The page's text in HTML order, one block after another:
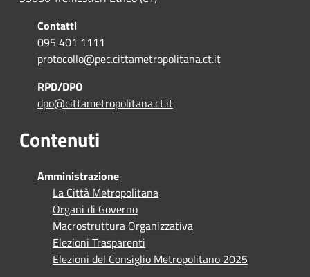
Contatti
095 401 1111
protocollo@pec.cittametropolitana.ct.it
RPD/DPO
dpo@cittametropolitana.ct.it
Contenuti
Amministrazione
La Città Metropolitana
Organi di Governo
Macrostruttura Organizzativa
Elezioni Trasparenti
Elezioni del Consiglio Metropolitano 2025